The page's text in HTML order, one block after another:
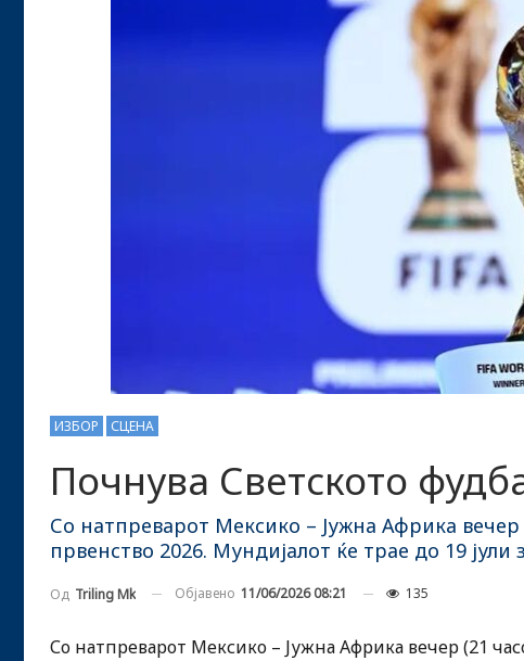
ИЗБОР СЦЕНА
Почнува Светското
Со натпреварот Мексико – Јужна Африка
првенство 2026. Мундијалот ќе трае до 19
Од Triling Mk Објавено 11/06/2026 08:21 135
Со натпреварот Мексико – Јужна Африка вечер (21